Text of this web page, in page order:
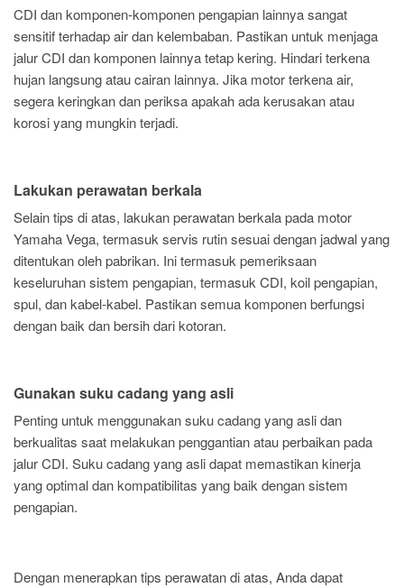
CDI dan komponen-komponen pengapian lainnya sangat
sensitif terhadap air dan kelembaban. Pastikan untuk menjaga
jalur CDI dan komponen lainnya tetap kering. Hindari terkena
hujan langsung atau cairan lainnya. Jika motor terkena air,
segera keringkan dan periksa apakah ada kerusakan atau
korosi yang mungkin terjadi.
Lakukan perawatan berkala
Selain tips di atas, lakukan perawatan berkala pada motor
Yamaha Vega, termasuk servis rutin sesuai dengan jadwal yang
ditentukan oleh pabrikan. Ini termasuk pemeriksaan
keseluruhan sistem pengapian, termasuk CDI, koil pengapian,
spul, dan kabel-kabel. Pastikan semua komponen berfungsi
dengan baik dan bersih dari kotoran.
Gunakan suku cadang yang asli
Penting untuk menggunakan suku cadang yang asli dan
berkualitas saat melakukan penggantian atau perbaikan pada
jalur CDI. Suku cadang yang asli dapat memastikan kinerja
yang optimal dan kompatibilitas yang baik dengan sistem
pengapian.
Dengan menerapkan tips perawatan di atas, Anda dapat